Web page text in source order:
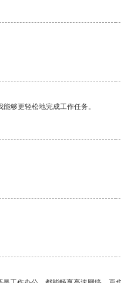
够更轻松地完成工作任务。